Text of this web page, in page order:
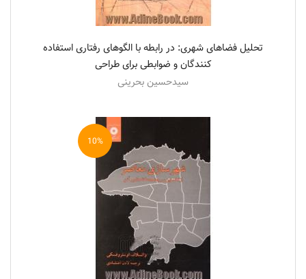
تحلیل فضاهای شهری: در رابطه با الگوهای رفتاری استفاده
کنندگان و ضوابطی برای طراحی
سیدحسین بحرینی
10%